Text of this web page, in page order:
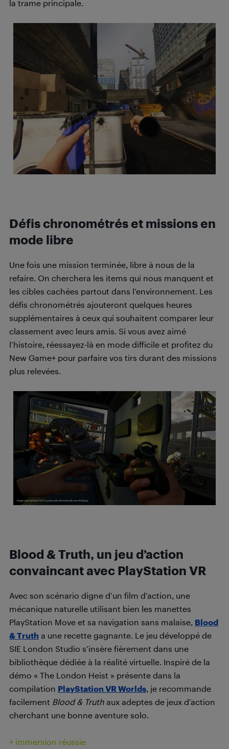
la trame principale.
Défis chronométrés et missions en
mode libre
Une fois une mission terminée, libre à nous de la
refaire. On cherchera les items qui nous manquent et
les cibles cachées partout dans l’environnement. Les
défis chronométrés ajouteront quelques heures
supplémentaires à ceux qui souhaitent comparer leur
classement avec leurs amis. Si vous avez aimé
l’histoire, réessayez-là en mode difficile et profitez du
New Game+ pour parfaire vos tirs durant des missions
plus relevées.
Blood & Truth, un jeu d’action
convaincant avec PlayStation VR
Avec son scénario digne d’un film d’action, une
mécanique naturelle utilisant bien les manettes
PlayStation Move et sa navigation sans malaise, Blood
& Truth a une recette gagnante. Le jeu développé de
SIE London Studio s’insère fièrement dans une
bibliothèque dédiée à la réalité virtuelle. Inspiré de la
démo « The London Heist » présente dans la
compilation PlayStation VR Worlds , je recommande
facilement Blood & Truth aux adeptes de jeux d’action
cherchant une bonne aventure solo.
+ immersion réussie